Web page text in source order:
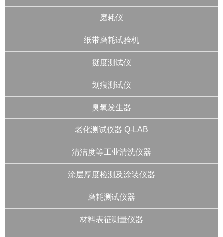
磨耗仪
纸带磨耗试验机
挺度测试仪
划痕测试仪
臭氧发生器
老化测试仪器 Q-LAB
清洁度等工业清洗仪器
涂层厚度检测及涂装仪器
磨耗测试仪器
材料表征测量仪器